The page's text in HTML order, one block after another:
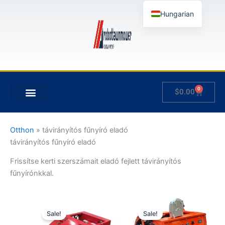
$0.00 0
Kosár
Otthon » távirányítós fűnyíró eladó
távirányítós fűnyíró eladó
Frissítse kerti szerszámait eladó fejlett távirányítós
fűnyírónkkal.
Sale!
$1,150.00
-
a
Sale!
Ártartomány:
$1,300.00
-
a
Hungarian
Japanese
Spanish
Italian